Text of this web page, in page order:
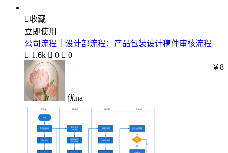
收藏
立即使用
公司流程｜设计部流程：产品包装设计稿件审核流程
 1.6k  0  0
优na
￥8